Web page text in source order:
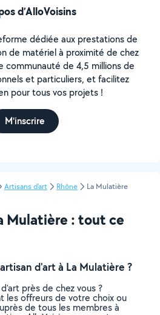
d’AlloVoisins
dédiée aux prestations de
de matériel à proximité de chez
communauté de 4,5 millions de
et particuliers, et facilitez
pour tous vos projets !
M'inscrire
Artisans d'art Rhône La Mulatière
Mulatière : tout ce
d'art à La Mulatière ?
près de chez vous ?
les offreurs de votre choix ou
de tous les membres à